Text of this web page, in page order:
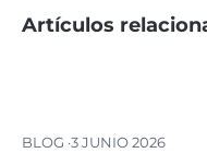
Artículos
BLOG ·3 JUNIO 2026